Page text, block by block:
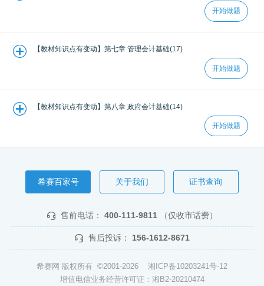
开始做题
【教材知识点有变动】第七章 管理会计基础(17)
开始做题
【教材知识点有变动】第八章 政府会计基础(14)
开始做题
希赛百家号 关于我们 证书查询
售前电话： 400-111-9811 （仅收市话费）
售后投诉： 156-1612-8671
希赛网 版权所有 ©2001-2026 湘ICP备10203241号-12
增值电信业务经营许可证：湘B2-20210474